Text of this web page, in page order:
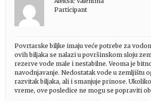
Participant
Povrtarske biljke imaju veće potrebe za
ovih biljaka se nalazi u površinskom sloju
rezerve vode male i nestabilne. Veoma je
navodnjavanje. Nedostatak vode u zemljištu
razvitak biljaka, ali i smanjuje prinose.
vreme, ove posledice ne mogu se popraviti